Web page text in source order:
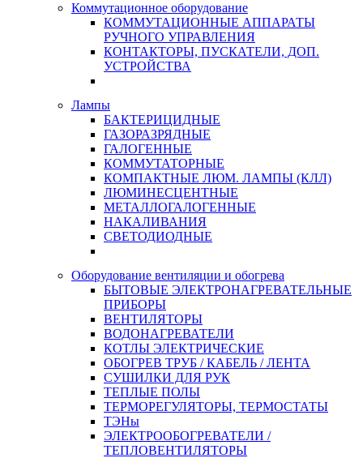
Коммутационное оборудование
КОММУТАЦИОННЫЕ АППАРАТЫ
РУЧНОГО УПРАВЛЕНИЯ
КОНТАКТОРЫ, ПУСКАТЕЛИ, ДОП.
УСТРОЙСТВА
Лампы
БАКТЕРИЦИДНЫЕ
ГАЗОРАЗРЯДНЫЕ
ГАЛОГЕННЫЕ
КОММУТАТОРНЫЕ
КОМПАКТНЫЕ ЛЮМ. ЛАМПЫ (КЛЛ)
ЛЮМИНЕСЦЕНТНЫЕ
МЕТАЛЛОГАЛОГЕННЫЕ
НАКАЛИВАНИЯ
СВЕТОДИОДНЫЕ
Оборудование вентиляции и обогрева
БЫТОВЫЕ ЭЛЕКТРОНАГРЕВАТЕЛЬНЫЕ
ПРИБОРЫ
ВЕНТИЛЯТОРЫ
ВОДОНАГРЕВАТЕЛИ
КОТЛЫ ЭЛЕКТРИЧЕСКИЕ
ОБОГРЕВ ТРУБ / КАБЕЛЬ / ЛЕНТА
СУШИЛКИ ДЛЯ РУК
ТЕПЛЫЕ ПОЛЫ
ТЕРМОРЕГУЛЯТОРЫ, ТЕРМОСТАТЫ
ТЭНы
ЭЛЕКТРООБОГРЕВАТЕЛИ /
ТЕПЛОВЕНТИЛЯТОРЫ